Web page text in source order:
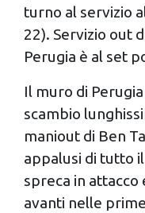
turno al servizio
22). Servizio out
Perugia è al set
Il muro di
scambio
maniout di Ben
appalusi di tutto
spreca in attacco
avanti nelle